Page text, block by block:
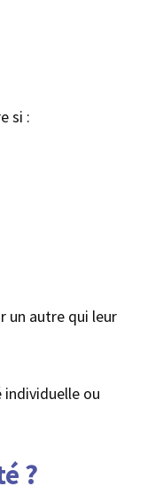
si :
un autre qui leur
individuelle ou
?